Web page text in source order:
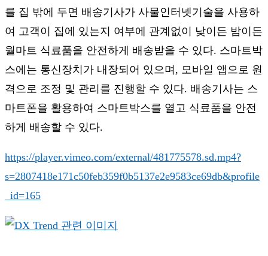
를 집 밖에 두면 배송기사가 사물인터넷기술을 사용하
여 고객이 집에 있는지 여부에 관계없이 낮이든 밤이든
월마트 식료품을 안전하게 배송받을 수 있다. 스마트박
스에는 통신장치가 내장되어 있으며, 모바일 앱으로 원
격으로 조정 및 관리를 진행할 수 있다. 배송기사는 스
마트폰을 활용하여 스마트박스를 열고 식료품을 안전
하게 배송할 수 있다.
https://player.vimeo.com/external/481775578.sd.mp4?
s=2807418e171c50feb359f0b5137e2e9583ce69db&profile
_id=165